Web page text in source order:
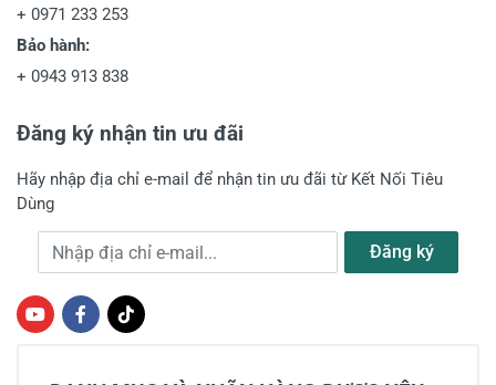
+ 0971 233 253
Bảo hành:
+ 0943 913 838
Đăng ký nhận tin ưu đãi
Hãy nhập địa chỉ e-mail để nhận tin ưu đãi từ Kết Nối Tiêu
Dùng
Địa chỉ e-mail Đăng ký